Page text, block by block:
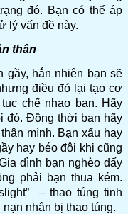
đó. Bạn có thể áp
lý vấn đề này.
thân
gầy, hẳn nhiên bạn sẽ
điều đó lại tạo cơ
chế nhạo bạn. Hãy
đó. Đồng thời bạn hãy
mình. Bạn xấu hay
hay béo đôi khi cũng
đình bạn nghèo đấy
phải bạn thua kém.
– thao túng tinh
nhân bị thao túng.